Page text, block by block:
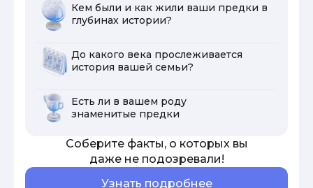
Кем были и как жили ваши предки в
глубинах истории?
До какого века прослеживается
история вашей семьи?
Есть ли в вашем роду
знаменитые предки
Соберите факты, о которых вы
даже не подозревали!
Узнать подробнее